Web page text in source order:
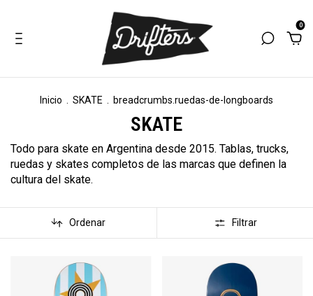
0
Inicio SKATE breadcrumbs.ruedas-de-longboards
SKATE
Todo para skate en Argentina desde 2015. Tablas, trucks,
ruedas y skates completos de las marcas que definen la
cultura del skate.
Ordenar Filtrar